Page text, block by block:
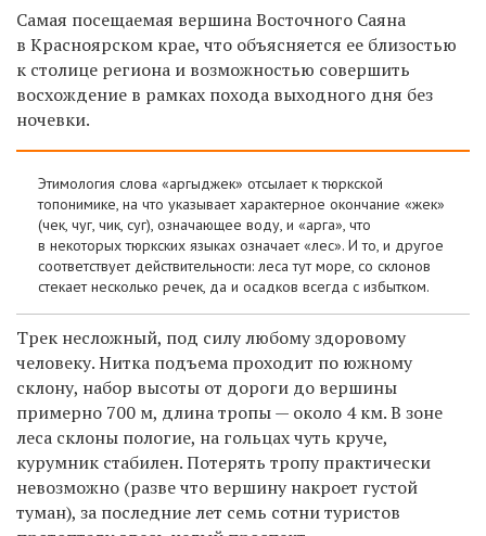
Самая посещаемая вершина Восточного Саяна
в Красноярском крае, что объясняется ее близостью
к столице региона и возможностью совершить
восхождение в рамках похода выходного дня без
ночевки.
Этимология слова «аргыджек» отсылает к тюркской
топонимике, на что указывает характерное окончание «жек»
(чек, чуг, чик, суг), означающее воду, и «арга», что
в некоторых тюркских языках означает «лес». И то, и другое
соответствует действительности: леса тут море, со склонов
стекает несколько речек, да и осадков всегда с избытком.
Трек несложный, под силу любому здоровому
человеку. Нитка подъема проходит по южному
склону, набор высоты от дороги до вершины
примерно 700 м, длина тропы — около 4 км. В зоне
леса склоны пологие, на гольцах чуть круче,
курумник стабилен. Потерять тропу практически
невозможно (разве что вершину накроет густой
туман), за последние лет семь сотни туристов